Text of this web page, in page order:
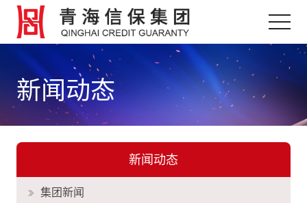
新闻动态
新闻动态
集团新闻